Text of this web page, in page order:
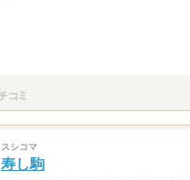
スシコマ
寿し駒